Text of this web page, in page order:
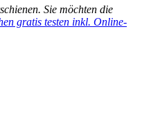
Sie möchten die
gratis testen inkl. Online-